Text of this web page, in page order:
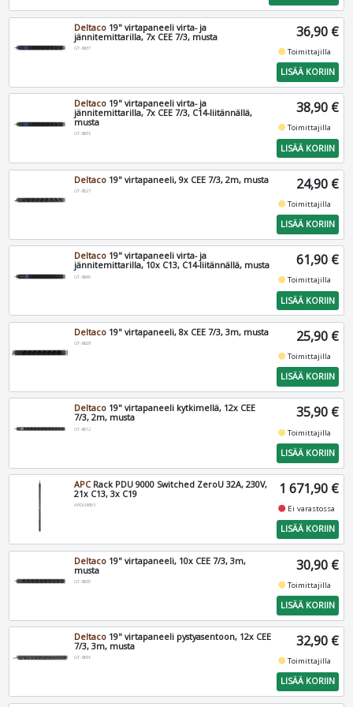
Deltaco 19" virtapaneeli virta- ja
jännitemittarilla, 7x CEE 7/3, musta
GT-8637
36,90 €
fiber_manual_recordToimittajilla
LISÄÄ KORIIN
Deltaco 19" virtapaneeli virta- ja
jännitemittarilla, 7x CEE 7/3, C14-liitännällä,
musta
GT-8638
38,90 €
fiber_manual_recordToimittajilla
LISÄÄ KORIIN
Deltaco 19" virtapaneeli, 9x CEE 7/3, 2m, musta
GT-8527 24,90 €
fiber_manual_recordToimittajilla
LISÄÄ KORIIN
Deltaco 19" virtapaneeli virta- ja
jännitemittarilla, 10x C13, C14-liitännällä, musta
GT-8640
61,90 €
fiber_manual_recordToimittajilla
LISÄÄ KORIIN
Deltaco 19" virtapaneeli, 8x CEE 7/3, 3m, musta
GT-8629 25,90 €
fiber_manual_recordToimittajilla
LISÄÄ KORIIN
Deltaco 19" virtapaneeli kytkimellä, 12x CEE
7/3, 2m, musta
GT-8512
35,90 €
fiber_manual_recordToimittajilla
LISÄÄ KORIIN
APCRack PDU 9000 Switched ZeroU 32A, 230V,
21x C13, 3x C19
APDU9953
1 671,90 €
fiber_manual_record Ei varastossa
LISÄÄ KORIIN
Deltaco 19" virtapaneeli, 10x CEE 7/3, 3m,
musta
GT-8635
30,90 €
fiber_manual_recordToimittajilla
LISÄÄ KORIIN
Deltaco 19" virtapaneeli pystyasentoon, 12x CEE
7/3, 3m, musta
GT-8636
32,90 €
fiber_manual_recordToimittajilla
LISÄÄ KORIIN